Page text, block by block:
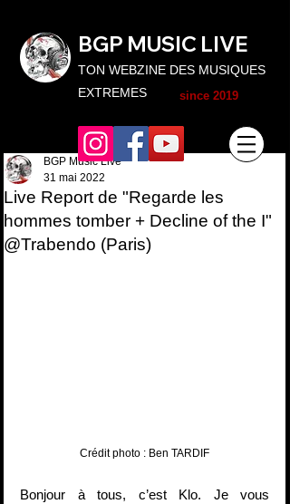
TON WEBZINE DES MUSIQUES
EXTREMES
BGP MUSIC LIVE
since 2019
Live Report de "Regarde les
hommes tomber + Decline of the I"
@Trabendo (Paris)
BGP Music Live
31 mai 2022
Crédit photo : Ben TARDIF
Bonjour à tous, c’est Klo. Je vous